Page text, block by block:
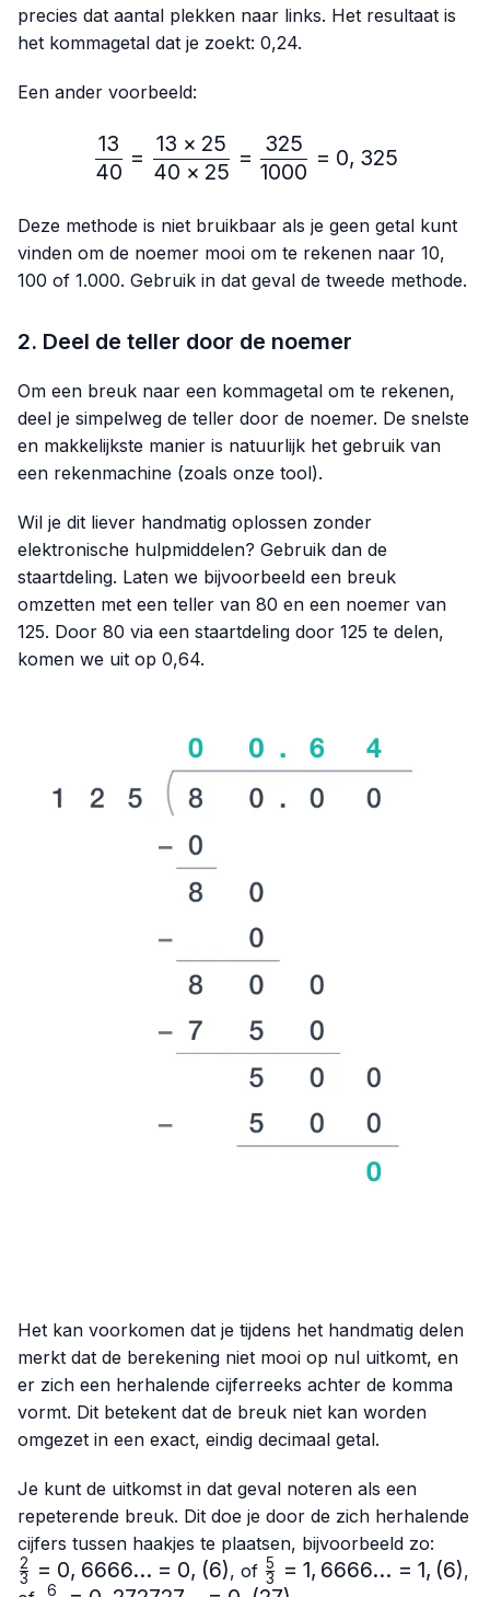
precies dat aantal plekken naar links. Het resultaat is
het kommagetal dat je zoekt: 0,24.
Een ander voorbeeld:
\frac{13}{40}=\frac{13
40
13
=
40 × 25
13 × 25
=
1000
325
= 0, 325
Deze methode is niet bruikbaar als je geen getal kunt
vinden om de noemer mooi om te rekenen naar 10,
100 of 1.000. Gebruik in dat geval de tweede methode.
2. Deel de teller door de noemer
Om een breuk naar een kommagetal om te rekenen,
deel je simpelweg de teller door de noemer. De snelste
en makkelijkste manier is natuurlijk het gebruik van
een rekenmachine (zoals onze tool).
Wil je dit liever handmatig oplossen zonder
elektronische hulpmiddelen? Gebruik dan de
staartdeling. Laten we bijvoorbeeld een breuk
omzetten met een teller van 80 en een noemer van
125. Door 80 via een staartdeling door 125 te delen,
komen we uit op 0,64.
Het kan voorkomen dat je tijdens het handmatig delen
merkt dat de berekening niet mooi op nul uitkomt, en
er zich een herhalende cijferreeks achter de komma
vormt. Dit betekent dat de breuk niet kan worden
omgezet in een exact, eindig decimaal getal.
Je kunt de uitkomst in dat geval noteren als een
repeterende breuk. Dit doe je door de zich herhalende
cijfers tussen haakjes te plaatsen, bijvoorbeeld zo:
3
2 = 0, 6666... = 0, (6), of \frac{5}
3
5 = 1, 6666... = 1, (6),
6